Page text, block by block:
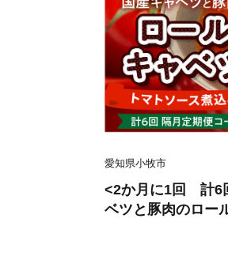
愛知県小牧市
<2か月に1回 計6
ベツと豚肉のロー